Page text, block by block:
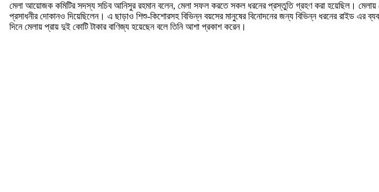
মেলা আয়োজক কমিটির সদস্য সচিব আনিসুর রহমান বলেন, মেলা সফল করতে সকল ধরনের প্রস্তুতি গ্রহণ করা হয়েছিল। মেলায়
প্রসাধনীর দোকানও দিয়েছিলেন। এ ছাড়াও শিশু-কিশোরসহ বিভিন্ন বয়সের মানুষের বিনোদনের জন্য বিভিন্ন ধরনের রাইড এর
দিনে মেলায় প্রায় দুই কোটি টাকার বাণিজ্য হয়েছেন বলে তিনি আশা প্রকাশ করেন।